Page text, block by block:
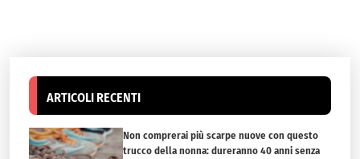
ARTICOLI RECENTI
Non comprerai più scarpe nuove con questo
trucco della nonna: dureranno 40 anni senza